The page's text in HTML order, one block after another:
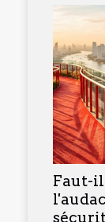
Faut-